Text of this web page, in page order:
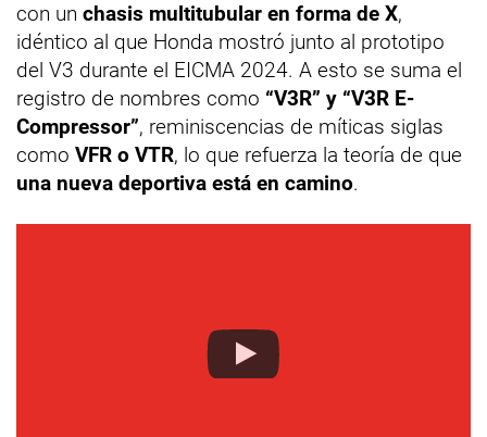
con un chasis multitubular en forma de X,
idéntico al que Honda mostró junto al prototipo
del V3 durante el EICMA 2024. A esto se suma el
registro de nombres como “V3R” y “V3R E-
Compressor”, reminiscencias de míticas siglas
como VFR o VTR, lo que refuerza la teoría de que
una nueva deportiva está en camino.